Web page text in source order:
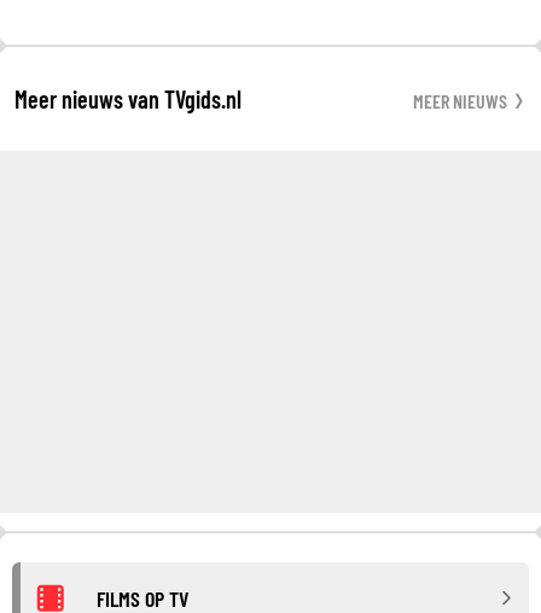
Meer nieuws van TVgids.nl MEER NIEUWS
FILMS OP TV